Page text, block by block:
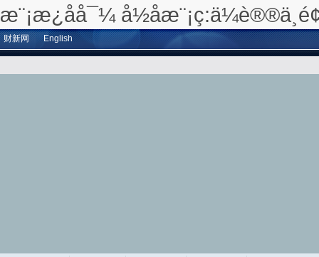
æ¨¡æ¿åå¯¼
财新网 English